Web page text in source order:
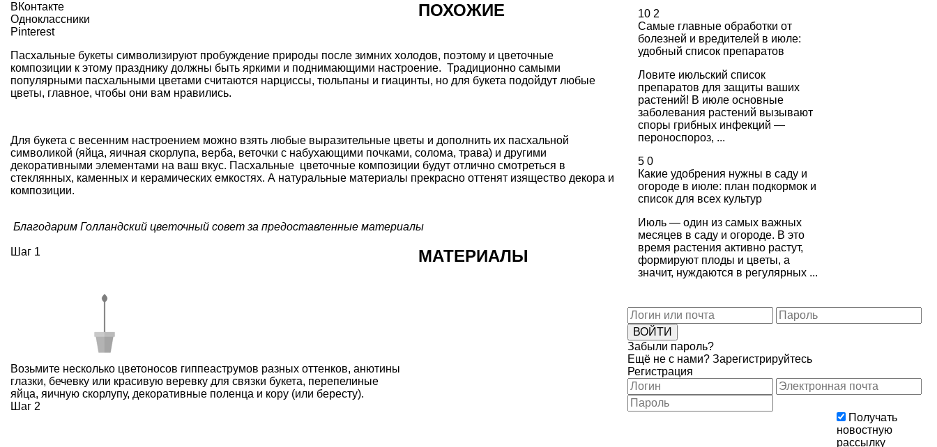
ВКонтакте
Одноклассники
Pinterest
Пасхальные букеты символизируют пробуждение природы после зимних холодов, поэтому и цветочные
композиции к этому празднику должны быть яркими и поднимающими настроение. Традиционно самыми
популярными пасхальными цветами считаются нарциссы, тюльпаны и гиацинты, но для букета подойдут любые
цветы, главное, чтобы они вам нравились.
Для букета с весенним настроением можно взять любые выразительные цветы и дополнить их пасхальной
символикой (яйца, яичная скорлупа, верба, веточки с набухающими почками, солома, трава) и другими
декоративными элементами на ваш вкус. Пасхальные цветочные композиции будут отлично смотреться в
стеклянных, каменных и керамических емкостях. А натуральные материалы прекрасно оттенят изящество декора и
композиции.
Благодарим Голландский цветочный совет за предоставленные материалы
Шаг 1
Возьмите несколько цветоносов гиппеаструмов разных оттенков, анютины
глазки, бечевку или красивую веревку для связки букета, перепелиные
яйца, яичную скорлупу, декоративные поленца и кору (или бересту).
Шаг 2
ПОХОЖИЕ
МАТЕРИАЛЫ
10 2
Самые главные обработки от
болезней и вредителей в июле:
удобный список препаратов
Ловите июльский список
препаратов для защиты ваших
растений! В июле основные
заболевания растений вызывают
споры грибных инфекций —
пероноспороз, ...
5 0
Какие удобрения нужны в саду и
огороде в июле: план подкормок и
список для всех культур
Июль — один из самых важных
месяцев в саду и огороде. В это
время растения активно растут,
формируют плоды и цветы, а
значит, нуждаются в регулярных ...
Забыли пароль?
Ещё не с нами? Зарегистрируйтесь
Регистрация
Получать
новостную
рассылку